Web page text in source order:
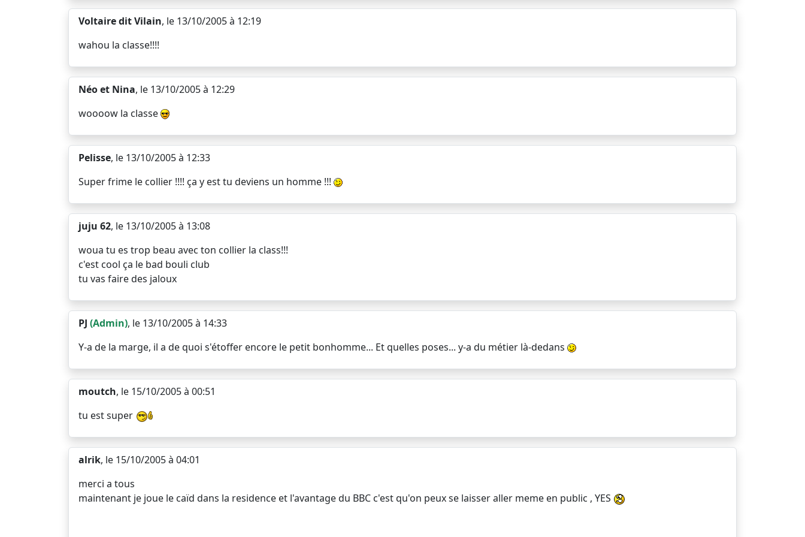
Voltaire dit Vilain, le 13/10/2005 à 12:19
wahou la classe!!!!
Néo et Nina, le 13/10/2005 à 12:29
woooow la classe
Pelisse, le 13/10/2005 à 12:33
Super frime le collier !!!! ça y est tu deviens un homme !!!
juju 62, le 13/10/2005 à 13:08
woua tu es trop beau avec ton collier la class!!!
c'est cool ça le bad bouli club
tu vas faire des jaloux
PJ (Admin), le 13/10/2005 à 14:33
Y-a de la marge, il a de quoi s'étoffer encore le petit bonhomme... Et quelles poses... y-a du métier là-dedans
moutch, le 15/10/2005 à 00:51
tu est super
alrik, le 15/10/2005 à 04:01
merci a tous
maintenant je joue le caïd dans la residence et l'avantage du BBC c'est qu'on peux se laisser aller meme en public , YES